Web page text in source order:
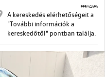
A kereskedés elérhetőségeit a
"További információk a
kereskedőtől" pontban találja.
999/41494